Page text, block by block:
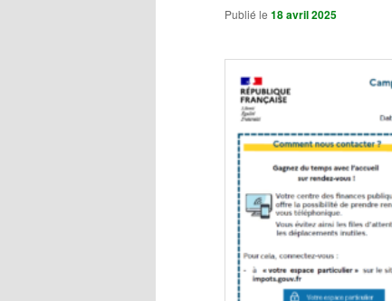
Publié le 18 avril 2025